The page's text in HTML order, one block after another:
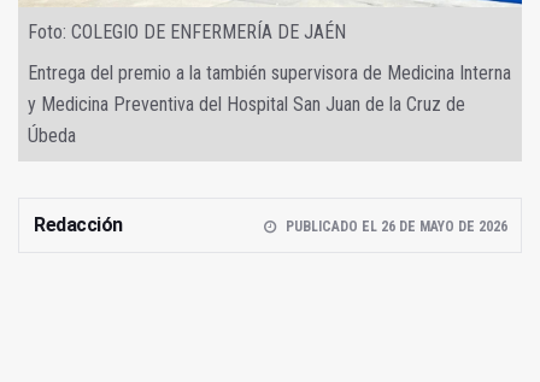
Foto: COLEGIO DE ENFERMERÍA DE JAÉN
Entrega del premio a la también supervisora de Medicina Interna
y Medicina Preventiva del Hospital San Juan de la Cruz de
Úbeda
Redacción PUBLICADO EL 26 DE MAYO DE 2026